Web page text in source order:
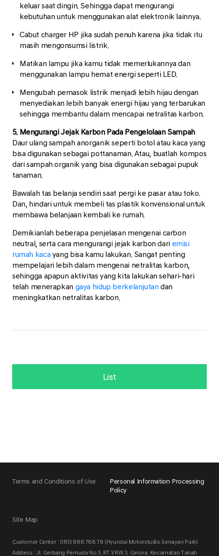
keluar saat dingin. Sehingga dapat mengurangi
kebutuhan untuk menggunakan alat elektronik lainnya.
Cabut charger HP jika sudah penuh karena jika tidak itu
masih mengonsumsi listrik.
Matikan lampu jika kamu tidak memerlukannya dan
menggunakan lampu hemat energi seperti LED.
Mengubah pemasok listrik menjadi lebih hijau dengan
menyediakan lebih banyak energi hijau yang terbarukan
sehingga membantu dalam mencapai netralitas karbon.
5. Mengurangi Jejak Karbon Pada Pengelolaan Sampah
Daur ulang sampah anorganik seperti botol atau kaca yang
bisa digunakan sebagai pottanaman. Atau, buatlah kompos
dari sampah organik yang bisa digunakan sebagai pupuk
tanaman.
Bawalah tas belanja sendiri saat pergi ke pasar atau toko.
Dan, hindari untuk membeli tas plastik konvensional untuk
membawa belanjaan kembali ke rumah.
Demikianlah beberapa penjelasan mengenai carbon
neutral, serta cara mengurangi jejak karbon dari emisi
rumah kaca yang bisa kamu lakukan. Sangat penting
mempelajari lebih dalam mengenai netralitas karbon,
sehingga apapun aktivitas yang kita lakukan sehari-hari
telah menerapkan gaya hidup berkelanjutan dan
meningkatkan netralitas karbon.
List
Terms and Conditions of Use
Personal Information Processing
Policy
Site Map
Customer Center : 0813 888 788 78 (Hyundai Motorstudio Senayan Park)
Address : Jl. Gerbang Pemuda No.3, RT.1/RW.3, Gelora, Kecamatan Tanah